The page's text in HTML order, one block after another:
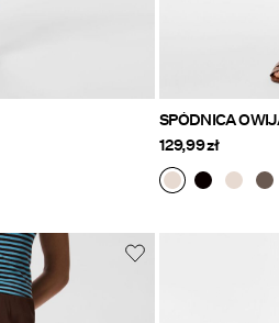
SPÓDNICA
129,99 zł